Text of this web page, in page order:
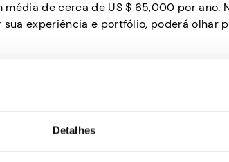
Detalhes
de cerca de US $ 65,000 por ano.
experiência e portfólio, poderá olhar
fazendo seus próprios audiolivros.
qualidade.